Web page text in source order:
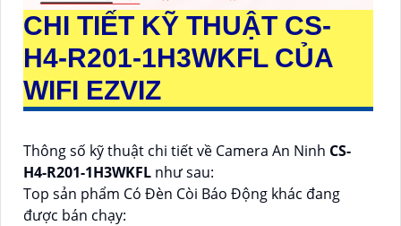
CHI TIẾT KỸ THUẬT CS-
H4-R201-1H3WKFL CỦA
WIFI EZVIZ
Thông số kỹ thuật chi tiết về Camera An Ninh CS-
H4-R201-1H3WKFL như sau:
Top sản phẩm Có Ðèn Còi Báo Động khác đang
được bán chạy: